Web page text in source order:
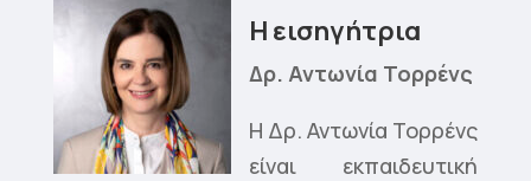
Η εισηγήτρια
Δρ. Αντωνία Τορρένς
Η Δρ. Αντωνία Τορρένς
είναι εκπαιδευτική